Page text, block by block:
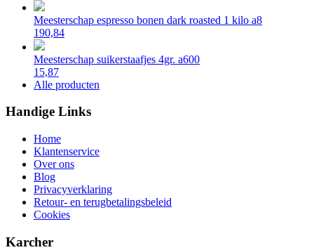
Meesterschap espresso bonen dark roasted 1 kilo a8
190,84
Meesterschap suikerstaafjes 4gr. a600
15,87
Alle producten
Handige Links
Home
Klantenservice
Over ons
Blog
Privacyverklaring
Retour- en terugbetalingsbeleid
Cookies
Karcher